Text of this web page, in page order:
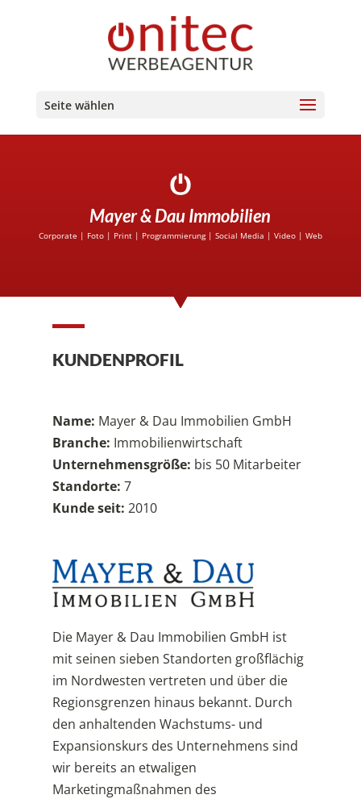
Seite wählen
Mayer & Dau Immobilien
Corporate | Foto| Print| Programmierung| Social Media | Video| Web
KUNDENPROFIL
Name: Mayer & Dau Immobilien GmbH
Branche: Immobilienwirtschaft
Unternehmensgröße: bis 50 Mitarbeiter
Standorte: 7
Kunde seit: 2010
Die Mayer & Dau Immobilien GmbH ist
mit seinen sieben Standorten großflächig
im Nordwesten vertreten und über die
Regionsgrenzen hinaus bekannt. Durch
den anhaltenden Wachstums- und
Expansionskurs des Unternehmens sind
wir bereits an etwaligen
Marketingmaßnahmen des